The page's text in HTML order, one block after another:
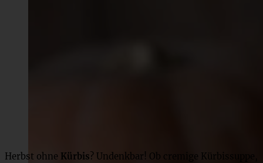
Herbst ohne Kürbis? Undenkbar! Ob cremige Kürbissuppe,